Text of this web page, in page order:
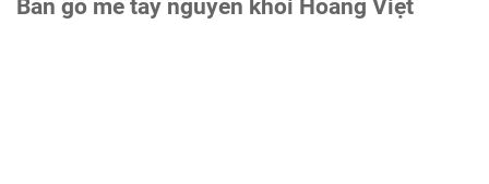
Bàn gỗ me tây nguyên khối Hoàng Việt